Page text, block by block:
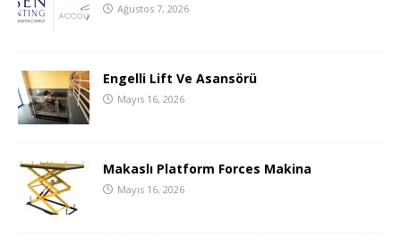
Ağustos 7, 2026
Engelli Lift Ve Asansörü
Mayıs 16, 2026
Makaslı Platform Forces Makina
Mayıs 16, 2026